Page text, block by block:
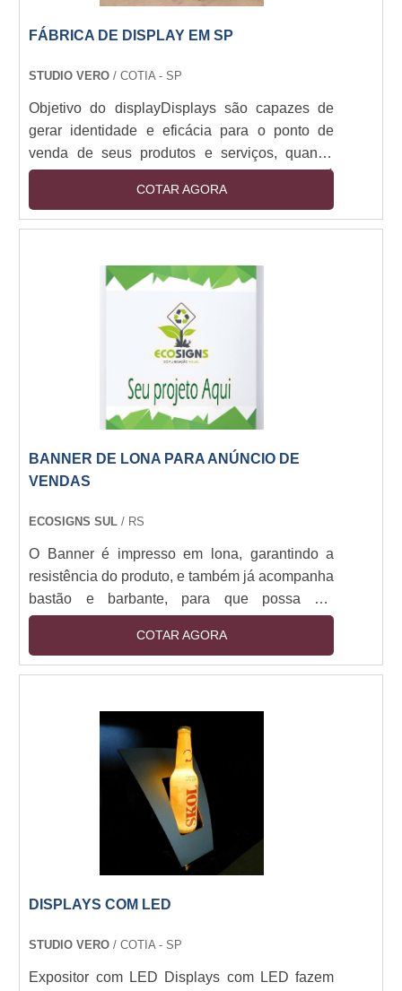
FÁBRICA DE DISPLAY EM SP
STUDIO VERO / COTIA - SP
Objetivo do displayDisplays são capazes de
gerar identidade e eficácia para o ponto de
venda de seus produtos e serviços, quando
bem produzidos esse tipo de display irá
valorizar e destacar os produtos nos pontos de
venda aumentando cada vez mais os lucros do
fábrica de display em SP oferece alguns dos
principais tipos de displays do mercado, cada
um tem funções específicas, os principais tipos
COTAR AGORA
BANNER DE LONA PARA ANÚNCIO DE
VENDAS
ECOSIGNS SUL / RS
O Banner é impresso em lona, garantindo a
resistência do produto, e também já acompanha
bastão e barbante, para que possa ser
pendurado no local desejado.
COTAR AGORA
DISPLAYS COM LED
STUDIO VERO / COTIA - SP
Expositor com LED Displays com LED fazem